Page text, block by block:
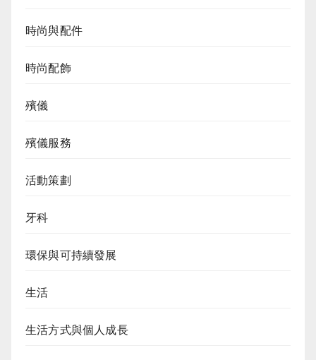
時尚與配件
時尚配飾
殯儀
殯儀服務
活動策劃
牙科
環保與可持續發展
生活
生活方式與個人成長